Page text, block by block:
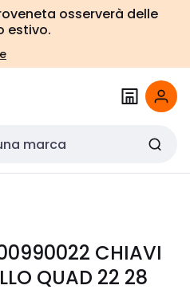
osserverà delle
estivo.
CHIAVI
QUAD 22 28